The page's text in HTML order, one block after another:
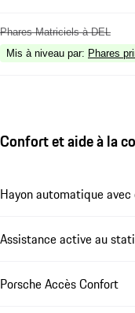
Phares Matriciels à DEL
Mis à niveau par: Phares
Confort et aide à la
Hayon automatique
Assistance active au
Porsche Accès Confort